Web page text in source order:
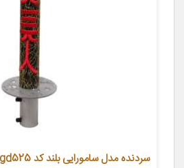
سردنده مدل سامورایی بلند کد gd525